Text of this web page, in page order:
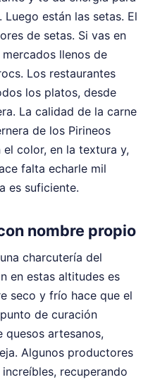
están las setas. El
de setas. Si vas en
llenos de
Los restaurantes
los platos, desde
La calidad de la carne
de los Pirineos
color, en la textura y,
falta echarle mil
es suficiente.
nombre propio
charcutería del
en estas altitudes es
seco y frío hace que el
de curación
quesos artesanos,
Algunos productores
recuperando